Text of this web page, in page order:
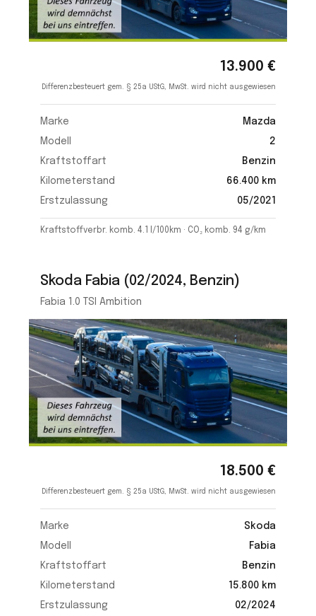
13.900 €
Differenzbesteuert gem. § 25a UStG, MwSt. wird nicht ausgewiesen
Marke
Mazda
Modell
2
Kraftstoffart
Benzin
Kilometerstand
66.400 km
Erstzulassung
05/2021
Kraftstoffverbr. komb. 4.1 l/100km · CO₂ komb. 94 g/km
Skoda Fabia (02/2024, Benzin)
Fabia 1.0 TSI Ambition
18.500 €
Differenzbesteuert gem. § 25a UStG, MwSt. wird nicht ausgewiesen
Marke
Skoda
Modell
Fabia
Kraftstoffart
Benzin
Kilometerstand
15.800 km
Erstzulassung
02/2024